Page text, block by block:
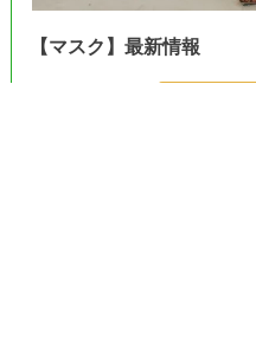
【マスク】最新情報